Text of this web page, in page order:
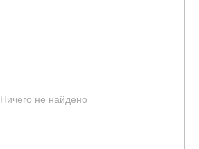
Ничего не найдено